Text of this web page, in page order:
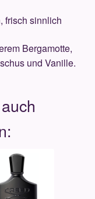
frisch sinnlich
Bergamotte,
und Vanille.